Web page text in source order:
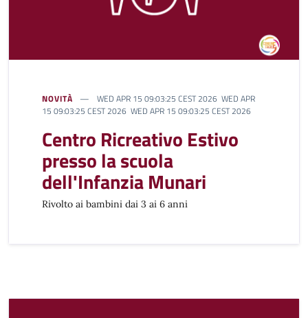
NOVITÀ
WED APR 15 09:03:25 CEST 2026 WED APR
15 09:03:25 CEST 2026 WED APR 15 09:03:25 CEST 2026
Centro Ricreativo Estivo
presso la scuola
dell'Infanzia Munari
Rivolto ai bambini dai 3 ai 6 anni